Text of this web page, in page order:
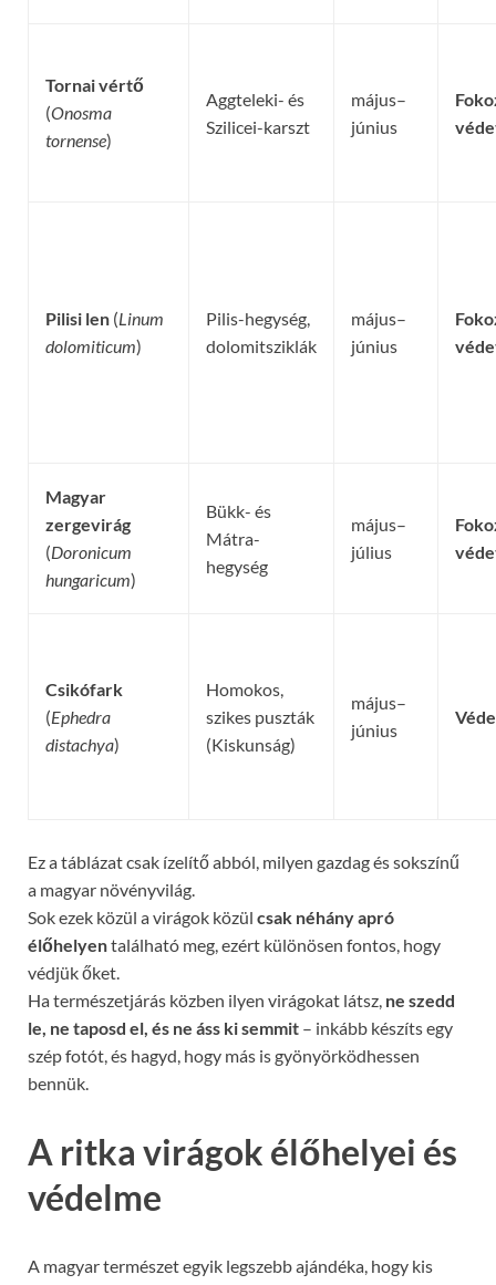
Tornai vértő
(Onosma
tornense)
Aggteleki- és
Szilicei-karszt
május–
június
Pilisi len (Linum
dolomiticum)
Pilis-hegység,
dolomitsziklák
május–
június
Magyar
zergevirág
(Doronicum
hungaricum)
Bükk- és
Mátra-
hegység
május–
július
Csikófark
(Ephedra
distachya)
Homokos,
szikes puszták
(Kiskunság)
május–
június
Ez a táblázat csak ízelítő abból, milyen gazdag és sokszínű
a magyar növényvilág.
Sok ezek közül a virágok közül csak néhány apró
élőhelyentalálható meg, ezért különösen fontos, hogy
védjük őket.
Ha természetjárás közben ilyen virágokat látsz, ne szedd
le, ne taposd el, és ne áss ki semmit – inkább készíts egy
szép fotót, és hagyd, hogy más is gyönyörködhessen
bennük.
A ritka virágok élőhelyei és
védelme
A magyar természet egyik legszebb ajándéka, hogy kis